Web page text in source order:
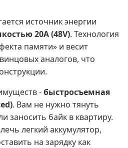
источник энергии
20А (48V). Технология
памяти» и весит
аналогов, что
-быстросъемная
. Вам не нужно тянуть
заносить байк в квартиру.
легкий аккумулятор,
на зарядку как